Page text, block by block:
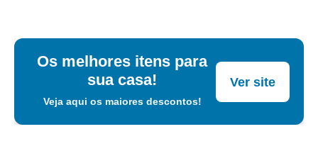
Os melhores itens para
sua casa!
Veja aqui os maiores descontos!
Ver site